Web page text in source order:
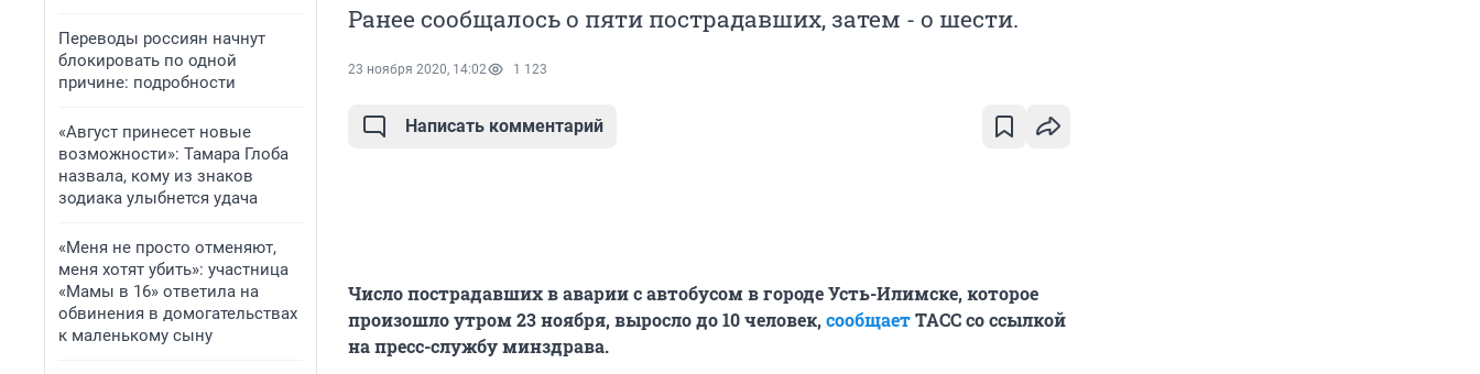
Переводы россиян начнут
блокировать по одной
причине: подробности
«Август принесет новые
возможности»: Тамара Глоба
назвала, кому из знаков
зодиака улыбнется удача
«Меня не просто отменяют,
меня хотят убить»: участница
«Мамы в 16» ответила на
обвинения в домогательствах
к маленькому сыну
Ранее сообщалось о пяти пострадавших, затем - о шести.
23 ноября 2020, 14:02 1 123
Написать комментарий
Число пострадавших в аварии с автобусом в городе Усть-Илимске, которое
произошло утром 23 ноября, выросло до 10 человек,сообщаетТАСС со ссылкой
на пресс-службу минздрава.